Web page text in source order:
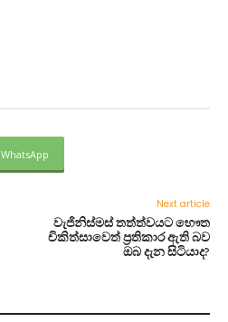
WhatsApp
Next article
වැජිනිස්මස් තත්ත්වයට භෞත
චිකිත්සාවෙත් ප්‍රතිකාර ඇති බව
ඔබ දැන සිටියාද?